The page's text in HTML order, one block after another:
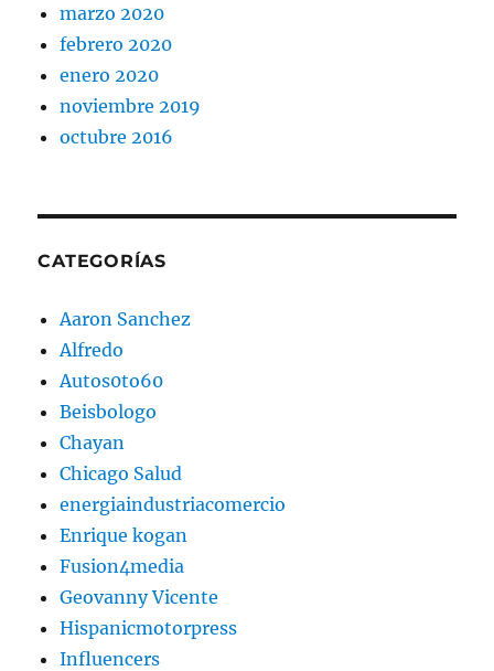
marzo 2020
febrero 2020
enero 2020
noviembre 2019
octubre 2016
CATEGORÍAS
Aaron Sanchez
Alfredo
Autos0to60
Beisbologo
Chayan
Chicago Salud
energiaindustriacomercio
Enrique kogan
Fusion4media
Geovanny Vicente
Hispanicmotorpress
Influencers